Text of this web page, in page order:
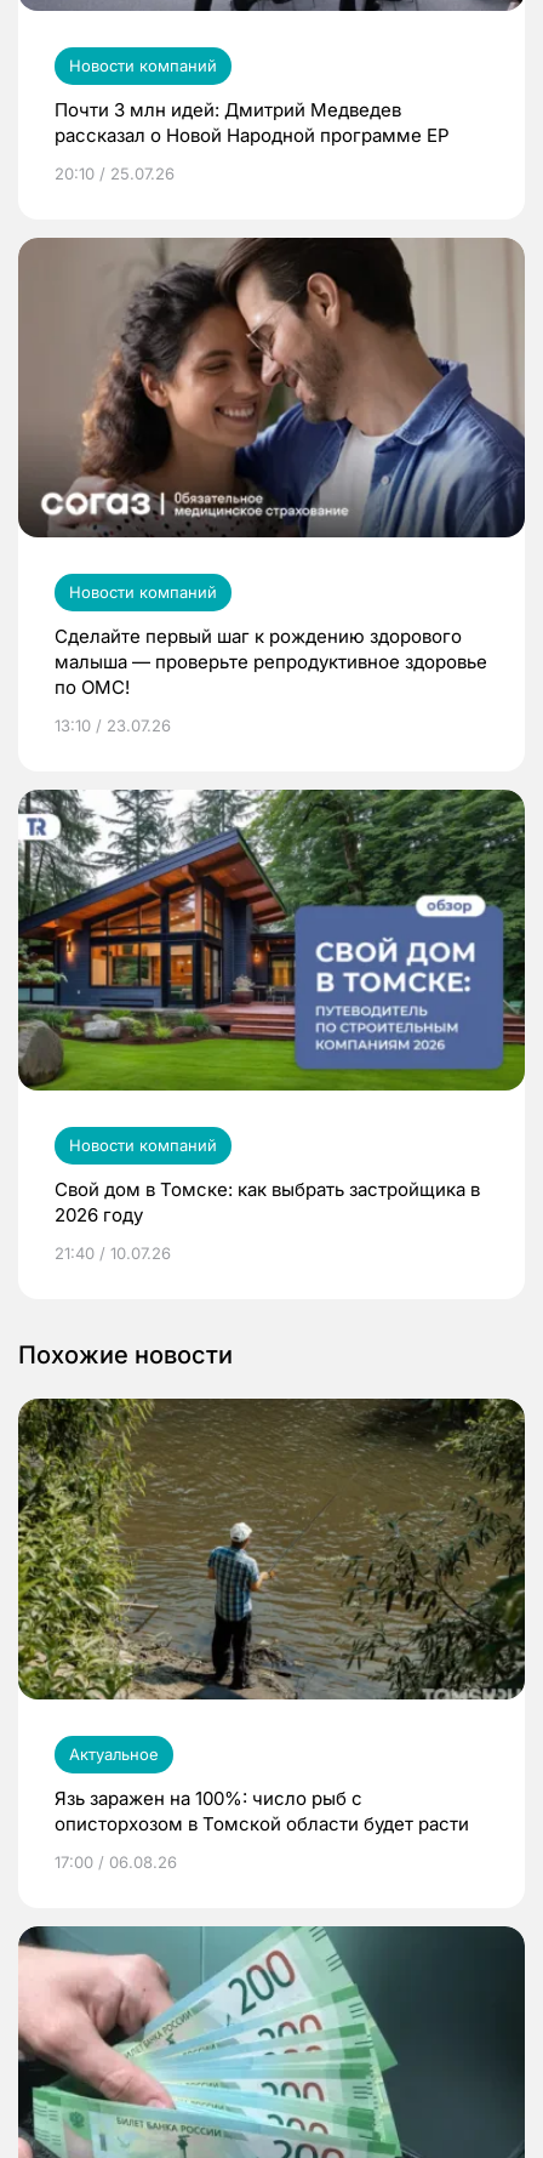
Новости компаний
Почти 3 млн идей: Дмитрий Медведев
рассказал о Новой Народной программе ЕР
20:10 / 25.07.26
Новости компаний
Сделайте первый шаг к рождению здорового
малыша — проверьте репродуктивное здоровье
по ОМС!
13:10 / 23.07.26
Новости компаний
Свой дом в Томске: как выбрать застройщика в
2026 году
21:40 / 10.07.26
Похожие новости
Актуальное
Язь заражен на 100%: число рыб с
описторхозом в Томской области будет расти
17:00 / 06.08.26